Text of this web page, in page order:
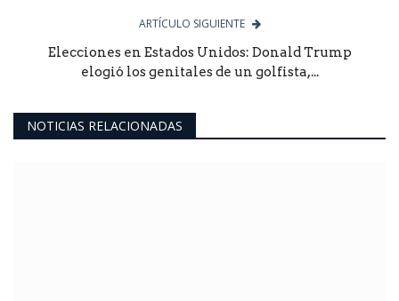
ARTÍCULO SIGUIENTE
Elecciones en Estados Unidos: Donald Trump
elogió los genitales de un golfista,...
NOTICIAS RELACIONADAS